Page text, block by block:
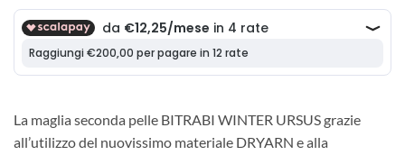
originale
era:
€71,00.
attuale
è:
€49,00.
La maglia seconda pelle BITRABI WINTER URSUS grazie
all’utilizzo del nuovissimo materiale DRYARN e alla